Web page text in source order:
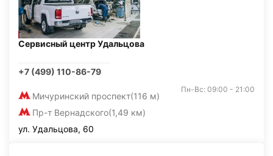
Сервисный центр Удальцова
+7 (499) 110-86-79
Мичуринский проспект(116 м)
Пр-т Вернадского(1,49 км)
Пн-Вс: 09:00 - 21:00
ул. Удальцова, 60